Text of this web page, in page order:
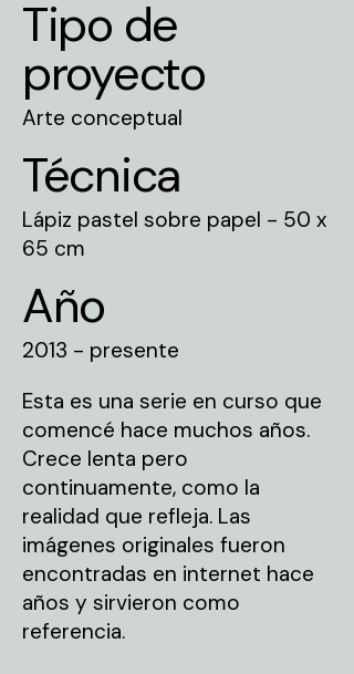
Tipo de
proyecto
Arte conceptual
Técnica
Lápiz pastel sobre papel - 50 x
65 cm
Año
2013 - presente
Esta es una serie en curso que
comencé hace muchos años.
Crece lenta pero
continuamente, como la
realidad que refleja. Las
imágenes originales fueron
encontradas en internet hace
años y sirvieron como
referencia.